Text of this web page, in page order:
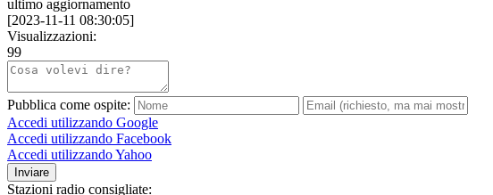
ultimo aggiornamento
[2023-11-11 08:30:05]
Visualizzazioni:
99
Pubblica come ospite:
Accedi utilizzando Google
Accedi utilizzando Facebook
Accedi utilizzando Yahoo
Inviare
Stazioni radio consigliate: